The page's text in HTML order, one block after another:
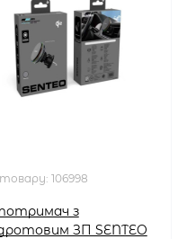
106998
з
ЗП SENTEO